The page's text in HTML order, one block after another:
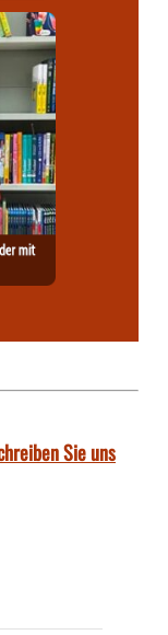
Sie uns